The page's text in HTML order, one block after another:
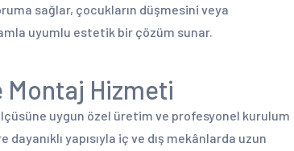
sağlar, çocukların düşmesini veya
uyumlu estetik bir çözüm sunar.
Montaj Hizmeti
uygun özel üretim ve profesyonel kurulum
yapısıyla iç ve dış mekânlarda uzun